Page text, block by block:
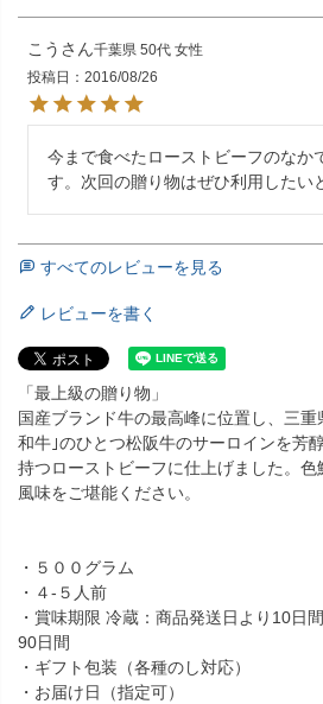
こう 千葉県 50代 女性
投稿日
2016/08/26
今まで食べたローストビーフのなか
す。次回の贈り物はぜひ利用したい
すべてのレビューを見る
レビューを書く
「最上級の贈り物」
国産ブランド牛の最高峰に位置し、三
和牛｣のひとつ松阪牛のサーロインを芳
持つローストビーフに仕上げました。
風味をご堪能ください。
・５００グラム
・４-５人前
・賞味期限 冷蔵：商品発送日より10日
90日間
・ギフト包装（各種のし対応）
・お届け日（指定可）